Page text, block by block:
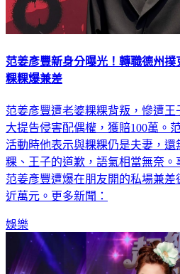
范姜彥豐新身分曝光！轉職德州
范姜彥豐遭老婆粿粿背叛，慘遭
大提告侵害配偶權，獲賠100萬。
活動時他表示與粿粿仍是夫妻，還
粿、王子的道歉，語氣相當無奈
范姜彥豐遭爆在朋友開的私場兼差
娛樂